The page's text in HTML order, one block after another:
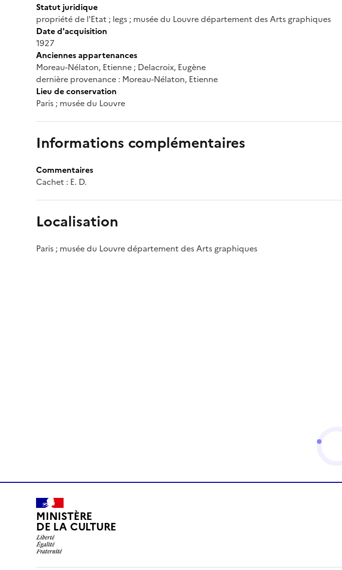
Statut juridique
propriété de l'Etat ; legs ; musée du Louvre département des Arts graphiques
Date d'acquisition
1927
Anciennes appartenances
Moreau-Nélaton, Etienne ; Delacroix, Eugène
dernière provenance : Moreau-Nélaton, Etienne
Lieu de conservation
Paris ; musée du Louvre
Informations complémentaires
Commentaires
Cachet : E. D.
Localisation
Paris ; musée du Louvre département des Arts graphiques
MINISTÈRE
DE LA CULTURE